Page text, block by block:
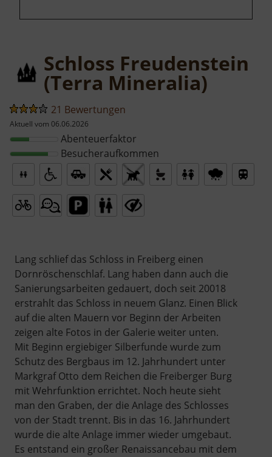
Schloss Freudenstein
(Terra Mineralia)
21 Bewertungen
Aktuell vom 06.06.2026
Abenteuerfaktor
Besucheraufkommen
Lang schlief das Schloss in Freiberg einen
Dornröschenschlaf. Lang haben dann auch die
Sanierungsarbeiten gedauert, doch seit 20018
erstrahlt das Schloss in neuem Glanz. Einen Blick
auf die alten Mauern vor Beginn der Arbeiten
zeigen alte Fotos in der Galerie weiter unten.
Mit Beginn ergiebiger Silberfunde wurde zum
Schutz des Bergbaus im 12. Jahrhundert unter
Markgraf Otto dem Reichen die Freiberger Burg
mit Wehrfunktion errichtet. Noch heute sieht
man den Graben, der die Anlage des Schlosses
von der Stadt trennt. Bis in das 16. Jahrhundert
wurde die alte Anlage immer wieder umgebaut.
Es entstand ein großer Renaissancebau mit dem